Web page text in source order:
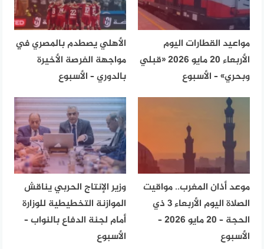
مواعيد القطارات اليوم
الأربعاء 20 مايو 2026 «قبلي
وبحري» – الأسبوع
الأهلي يصطدم بالمصري في
مواجهة الفرصة الأخيرة
بالدوري – الأسبوع
موعد أذان المغرب.. مواقيت
الصلاة اليوم الأربعاء 3 ذي
الحجة – 20 مايو 2026 –
الأسبوع
وزير الإنتاج الحربي يناقش
الموازنة التخطيطية للوزارة
أمام لجنة الدفاع بالنواب –
الأسبوع